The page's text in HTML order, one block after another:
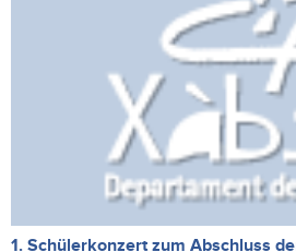
1. Schülerkonzert zum Abschluss